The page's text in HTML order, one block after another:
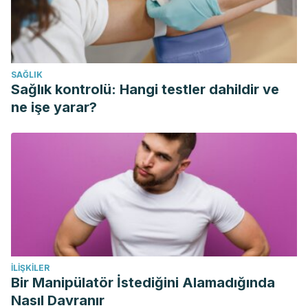
script=sci_arttext&pid=S0211-
69952013000400014&lng=es.
http://dx.doi.org/10.3265/Nefrologia.pre2013.Feb.11840.Pérez
González
E., Santos Rodríguez F., Coto García E.. Homeostasis del
magnesio: Etiopatogenia, clínica y tratamiento de la
hipomagnesemia. A propósito de un caso. Nefrología
(Madr.) [Internet]. 2009 [citado 2018 Dic 16] ; 29( 6 ):
518-524. Disponible en: http://scielo.isciii.es/scielo.php?
script=sci_arttext&pid=S0211-
69952009000600004&lng=es.
Rondón-Berríos Helbert. Hipomagnesemia. An. Fac. med.
[Internet]. 2006 Mar [citado 2018 Dic 16] ; 67( 1 ): 38-48.
Disponible en: http://www.scielo.org.pe/scielo.php?
script=sci_arttext&pid=S1025-
55832006000100007&lng=es.
SAĞLIK
Sağlık kontrolü: Hangi testler dahildir ve
ne işe yarar?
İLIŞKILER
Bir Manipülatör İstediğini Alamadığında
Nasıl Davranır